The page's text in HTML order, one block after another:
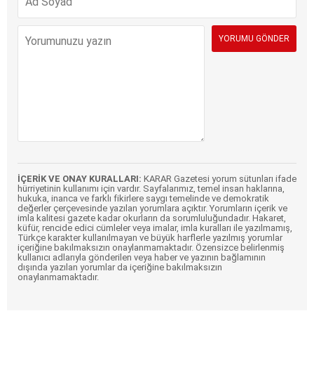
İÇERİK VE ONAY KURALLARI: KARAR Gazetesi yorum sütunları ifade
hürriyetinin kullanımı için vardır. Sayfalarımız, temel insan haklarına,
hukuka, inanca ve farklı fikirlere saygı temelinde ve demokratik
değerler çerçevesinde yazılan yorumlara açıktır. Yorumların içerik ve
imla kalitesi gazete kadar okurların da sorumluluğundadır. Hakaret,
küfür, rencide edici cümleler veya imalar, imla kuralları ile yazılmamış,
Türkçe karakter kullanılmayan ve büyük harflerle yazılmış yorumlar
içeriğine bakılmaksızın onaylanmamaktadır. Özensizce belirlenmiş
kullanıcı adlarıyla gönderilen veya haber ve yazının bağlamının
dışında yazılan yorumlar da içeriğine bakılmaksızın
onaylanmamaktadır.